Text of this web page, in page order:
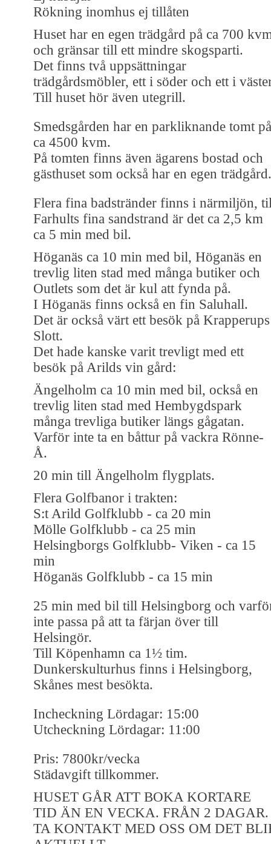
Rökning inomhus ej tillåten
Huset har en egen trädgård på ca 700
och gränsar till ett mindre skogsparti.
Det finns två uppsättningar
trädgårdsmöbler, ett i söder och ett i
Till huset hör även utegrill.
Smedsgården har en parkliknande tomt på
ca 4500 kvm.
På tomten finns även ägarens bostad och
gästhuset som också har en egen trädgård.
Flera fina badstränder finns i närmiljön,
Farhults fina sandstrand är det ca 2,5 km
ca 5 min med bil.
Höganäs ca 10 min med bil, Höganäs en
trevlig liten stad med många butiker och
Outlets som det är kul att fynda på.
I Höganäs finns också en fin Saluhall.
Det är också värt ett besök på Krapperups
Slott.
Det hade kanske varit trevligt med ett
besök på Arilds vin gård:
Ängelholm ca 10 min med bil, också en
trevlig liten stad med Hembygdspark
många trevliga butiker längs gågatan.
Varför inte ta en båttur på vackra Rönne-
Å.
20 min till Ängelholm flygplats.
Flera Golfbanor i trakten:
S:t Arild Golfklubb - ca 20 min
Mölle Golfklubb - ca 25 min
Helsingborgs Golfklubb- Viken - ca 15
min
Höganäs Golfklubb - ca 15 min
25 min med bil till Helsingborg och
inte passa på att ta färjan över till
Helsingör.
Till Köpenhamn ca 1½ tim.
Dunkerskulturhus finns i Helsingborg,
Skånes mest besökta.
Incheckning Lördagar: 15:00
Utcheckning Lördagar: 11:00
Pris: 7800kr/vecka
Städavgift tillkommer.
HUSET GÅR ATT BOKA KORTARE
TID ÄN EN VECKA. FRÅN 2 DAGAR.
TA KONTAKT MED OSS OM DET